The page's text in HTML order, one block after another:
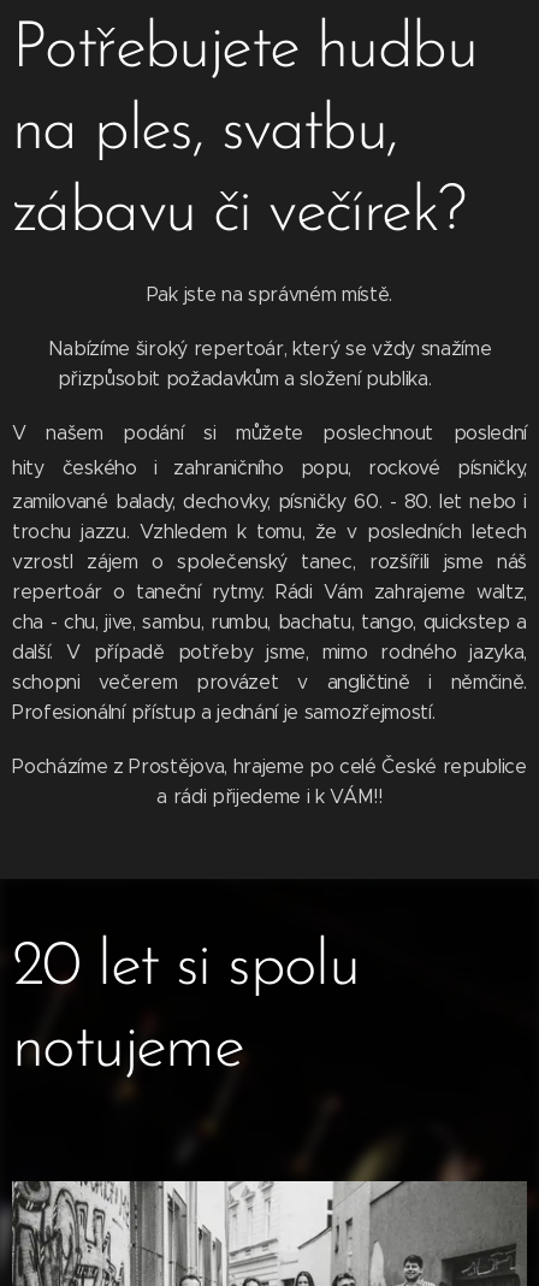
Potřebujete hudbu
na ples, svatbu,
zábavu či večírek?
Pak jste na správném místě.
Nabízíme široký repertoár, který se vždy snažíme
přizpůsobit požadavkům a složení publika.
V našem podání si můžete poslechnout poslední
hity
českého i zahraničního popu, rockové písničky,
zamilované balady, dechovky, písničky 60. - 80. let nebo i
trochu jazzu. Vzhledem k tomu, že v posledních letech
vzrostl zájem o společenský tanec, rozšířili jsme náš
repertoár o taneční rytmy. Rádi Vám zahrajeme waltz,
cha - chu, jive, sambu, rumbu, bachatu, tango, quickstep a
další. V případě potřeby jsme, mimo rodného jazyka,
schopni večerem provázet v angličtině i němčině.
Profesionální přístup a jednání je samozřejmostí.
Pocházíme z Prostějova, hrajeme po celé České republice
a rádi přijedeme i k VÁM!!
20 let si spolu
notujeme